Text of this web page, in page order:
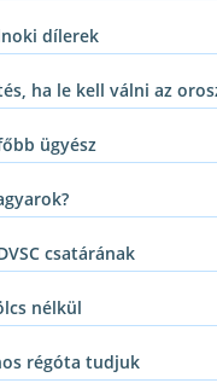
dílerek
ha le kell válni az
ügyész
csatárának
nélkül
régóta tudjuk